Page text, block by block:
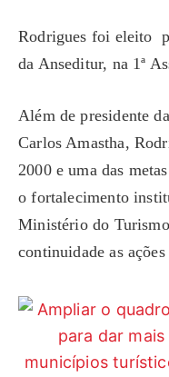
Rodrigues foi eleito
da Anseditur, na 1ª
Além de presidente
Carlos Amastha,
2000 e uma das
o fortalecimento
Ministério do
continuidade as